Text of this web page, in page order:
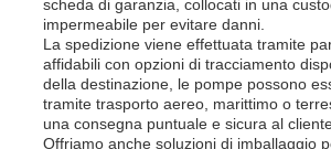
scheda di garanzia, collocati in una
impermeabile per evitare danni.
La spedizione viene effettuata tramite
affidabili con opzioni di tracciamento
della destinazione, le pompe possono
tramite trasporto aereo, marittimo o
una consegna puntuale e sicura al
Offriamo anche soluzioni di imballaggio